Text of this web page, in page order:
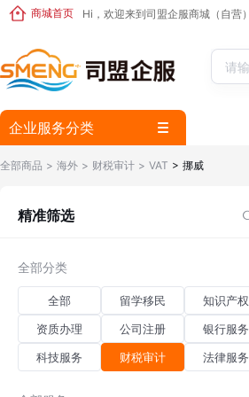
商城首页 Hi，欢迎来到司盟企服商城（自营）
企业服务分类
全部商品 > 海外 > 财税审计 > VAT > 挪威
精准筛选
全部分类
全部 留学移民
知识产权
资质办理
公司注册
银行服务
科技服务
财税审计 法律服务